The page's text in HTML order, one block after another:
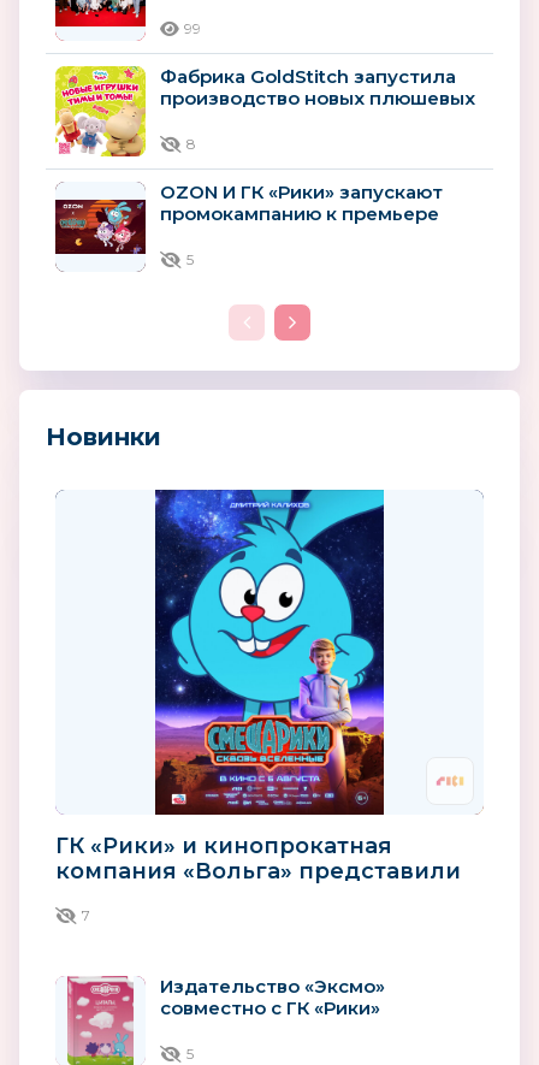
99
Фабрика GoldStitch запустила
производство новых плюшевых
Тома»
8
OZON И ГК «Рики» запускают
промокампанию к премьере
ВСЕЛЕННЫЕ”
5
Новинки
ГК «Рики» и кинопрокатная
компания «Вольга» представили
7
Издательство «Эксмо»
совместно с ГК «Рики»
философских цитат из...
5